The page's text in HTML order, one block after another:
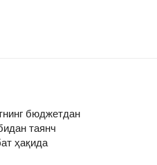
бюджетдан
таянч
ҳақида